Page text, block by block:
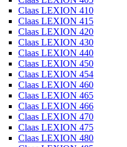
Claas LEXION 410
Claas LEXION 415
Claas LEXION 420
Claas LEXION 430
Claas LEXION 440
Claas LEXION 450
Claas LEXION 454
Claas LEXION 460
Claas LEXION 465
Claas LEXION 466
Claas LEXION 470
Claas LEXION 475
Claas LEXION 480